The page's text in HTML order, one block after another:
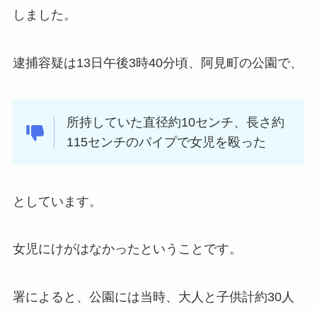
しました。
逮捕容疑は13日午後3時40分頃、阿見町の公園で、
所持していた直径約10センチ、長さ約
115センチのパイプで女児を殴った
としています。
女児にけがはなかったということです。
署によると、公園には当時、大人と子供計約30人